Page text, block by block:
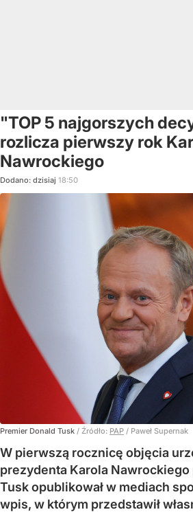
"TOP 5 najgorszych
rozlicza pierwszy rok
Nawrockiego
Dodano: dzisiaj 18:50
Premier Donald Tusk / Źródło: PAP / Paweł Supernak
W pierwszą rocznicę objęcia
prezydenta Karola Nawrockiego
Tusk opublikował w mediach
wpis, w którym przedstawił